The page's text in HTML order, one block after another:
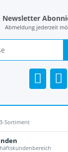
Newsletter
Abmeldung jederzeit
Sortiment